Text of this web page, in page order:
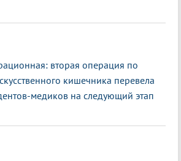
вторая операция по
кишечника перевела
медиков на следующий этап